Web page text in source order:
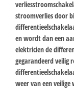
stroomverlies door
en wordt dan een
elektricien de
gegarandeerd veilig
weer van een veilige